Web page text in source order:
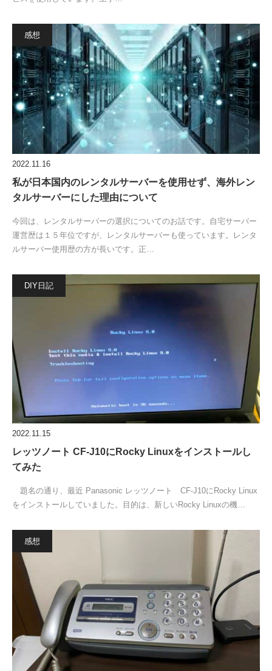
感想
2022.11.16
私が日本国内のレンタルサーバーを使用せず、海外レン
タルサーバーにした理由について
今回は、レンタルサーバーの選択についてのお話です。自宅サーバー
運営歴は１５年位ですが、レンタルサーバーも使っています。レンタ
ルサーバー使用歴の方が長いです。正…
DIY日記
2022.11.15
レッツノート CF-J10にRocky Linuxをインストールし
てみた
題名の通り、最近 Panasonic レッツノート CF-J10にRocky Linux
をインストールしていました。目的は、新しいRocky Linuxの機…
感想